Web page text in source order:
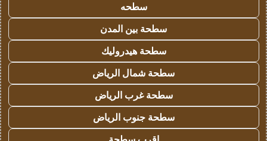
سطحه
سطحة بين المدن
سطحة هيدروليك
سطحة شمال الرياض
سطحة غرب الرياض
سطحة جنوب الرياض